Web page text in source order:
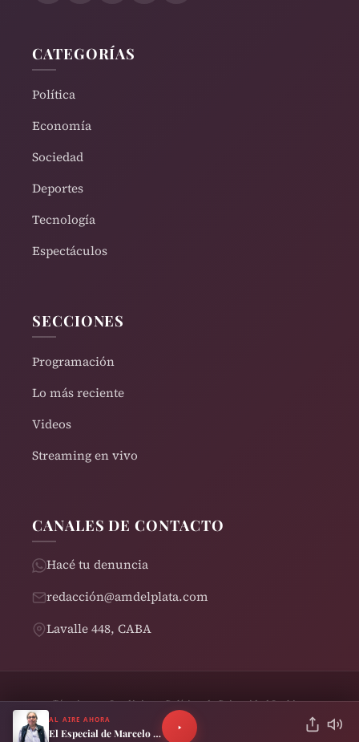
CATEGORÍAS
Política
Economía
Sociedad
Deportes
Tecnología
Espectáculos
SECCIONES
Programación
Lo más reciente
Videos
Streaming en vivo
CANALES DE CONTACTO
Hacé tu denuncia
redacción@amdelplata.com
Lavalle 448, CABA
Términos y CondicionesPolítica de PrivacidadCookies
© 2026 AM del Plata 1030 | Design by
AL AIRE AHORA
El Especial de Marcelo Neira